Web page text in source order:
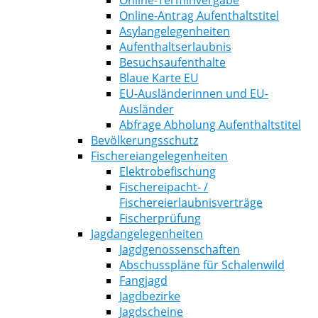
Online-Antrag Aufenthaltstitel
Asylangelegenheiten
Aufenthaltserlaubnis
Besuchsaufenthalte
Blaue Karte EU
EU-Ausländerinnen und EU-
Ausländer
Abfrage Abholung Aufenthaltstitel
Bevölkerungsschutz
Fischereiangelegenheiten
Elektrobefischung
Fischereipacht- /
Fischereierlaubnisverträge
Fischerprüfung
Jagdangelegenheiten
Jagdgenossenschaften
Abschusspläne für Schalenwild
Fangjagd
Jagdbezirke
Jagdscheine